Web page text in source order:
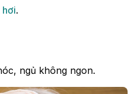
hơi.
ngủ không ngon.